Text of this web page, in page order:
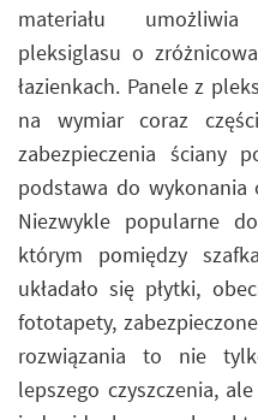
materiału
pleksiglasu o
łazienkach. Panele z
na wymiar coraz
zabezpieczenia ściany
podstawa do wykonania
Niezwykle popularne
którym pomiędzy
układało się płytki,
fototapety,
rozwiązania to nie
lepszego czyszczenia,